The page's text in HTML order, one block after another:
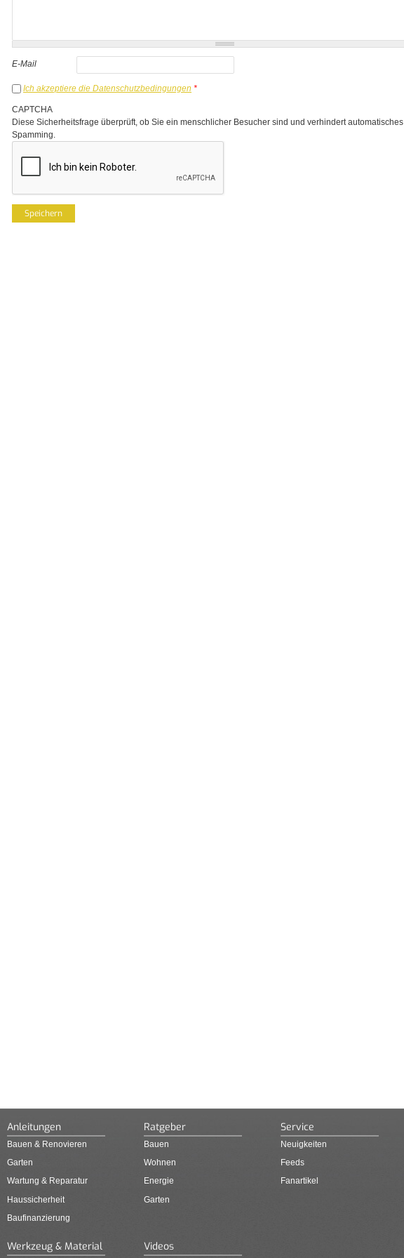
E-Mail
Ich akzeptiere die Datenschutzbedingungen *
CAPTCHA
Diese Sicherheitsfrage überprüft, ob Sie ein menschlicher Besucher sind und verhindert automatisches
Spamming.
Anleitungen
Bauen & Renovieren
Garten
Wartung & Reparatur
Haussicherheit
Baufinanzierung
Ratgeber
Bauen
Wohnen
Energie
Garten
Service
Neuigkeiten
Feeds
Fanartikel
Werkzeug & Material Videos